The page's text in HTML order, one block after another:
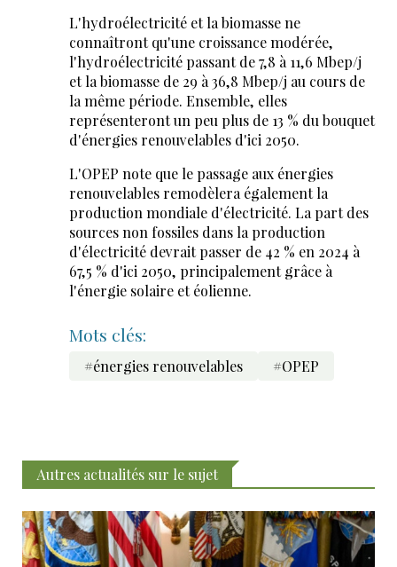
L'hydroélectricité et la biomasse ne
connaîtront qu'une croissance modérée,
l'hydroélectricité passant de 7,8 à 11,6 Mbep/j
et la biomasse de 29 à 36,8 Mbep/j au cours de
la même période. Ensemble, elles
représenteront un peu plus de 13 % du bouquet
d'énergies renouvelables d'ici 2050.
L'OPEP note que le passage aux énergies
renouvelables remodèlera également la
production mondiale d'électricité. La part des
sources non fossiles dans la production
d'électricité devrait passer de 42 % en 2024 à
67,5 % d'ici 2050, principalement grâce à
l'énergie solaire et éolienne.
Mots clés:
#énergies renouvelables #OPEP
Autres actualités sur le sujet